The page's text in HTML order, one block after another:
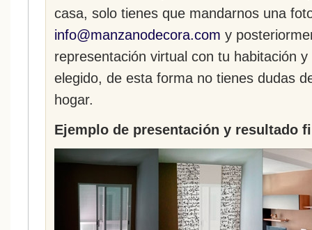
casa, solo tienes que mandarnos una
info@manzanodecora.com y
representación virtual con tu habitación
elegido, de esta forma no tienes dudas
hogar.
Ejemplo de presentación y resultado